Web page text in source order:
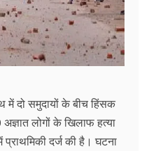
में दो समुदायों के बीच हिंसक
लोगों के खिलाफ हत्या
दर्ज की है। घटना